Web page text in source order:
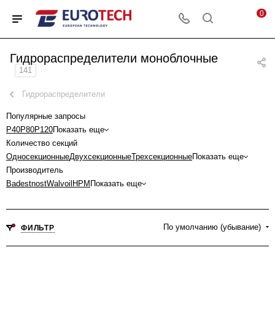
0
Гидрораспределители моноблочные
141
Гидрораспределители
Популярные запросы
P40P80P120Показать еще
Количество секций
ОдносекционныеДвухсекционныеТрехсекционныеПоказать еще
Производитель
BadestnostWalvoil HPM Показать еще
ФИЛЬТР По умолчанию (убывание)